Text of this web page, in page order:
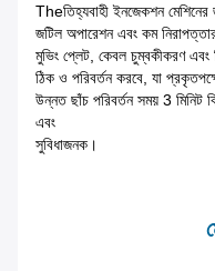
Theতিহ্যবাহী ইনজেকশন মেশিনের
জটিল অপারেশন এবং কম
মুভিং প্লেট, কেবল চুম্বকীকরণ এবং
ঠিক ও পরিবর্তন করবে, যা
উন্নত ছাঁচ পরিবর্তন সময় 3 মিনিট
এবং
সুবিধাজনক।